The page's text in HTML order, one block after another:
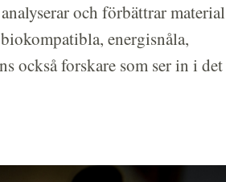
och förbättrar material
energisnåla,
också forskare som ser in i det